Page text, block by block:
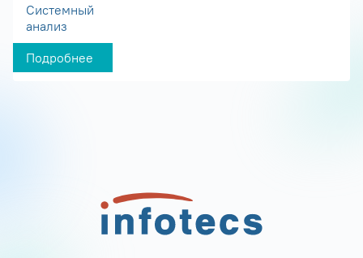
Системный
анализ
Подробнее